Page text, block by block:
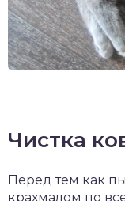
Чистка
Перед тем как
крахмалом по